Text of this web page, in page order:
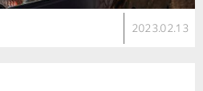
2023.02.13